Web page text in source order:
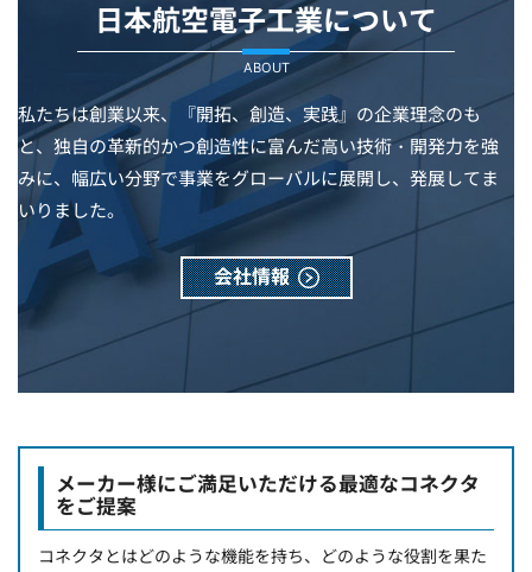
日本航空電子工業について
ABOUT
私たちは創業以来、『開拓、創造、実践』の企業理念のも
と、独自の革新的かつ創造性に富んだ高い技術・開発力を強
みに、幅広い分野で事業をグローバルに展開し、発展してま
いりました。
会社情報
メーカー様にご満足いただける最適なコネクタ
をご提案
コネクタとはどのような機能を持ち、どのような役割を果た